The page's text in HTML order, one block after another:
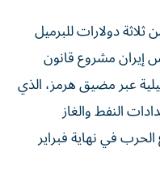
ثلاثة ‌دولارات للبرميل
إيران مشروع قانون
عبر مضيق هرمز، الذي
النفط والغاز
في نهاية فبراير